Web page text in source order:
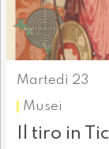
Martedì 23
Musei
Il tiro in